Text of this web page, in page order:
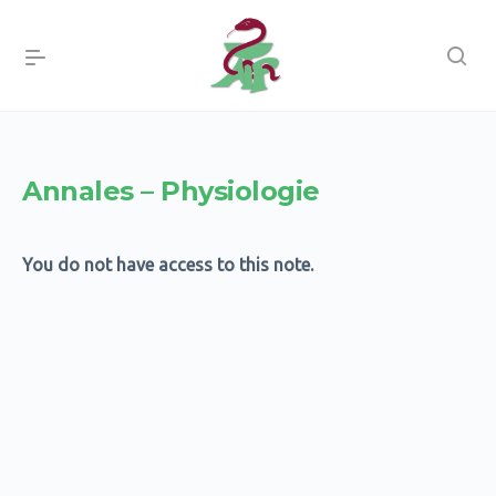
Annales – Physiologie
You do not have access to this note.